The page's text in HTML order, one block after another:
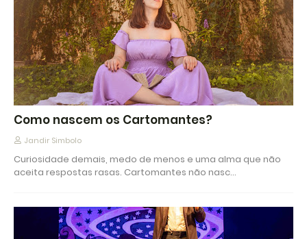
Como nascem os Cartomantes?
Jandir Simbolo
Curiosidade demais, medo de menos e uma alma que não
aceita respostas rasas. Cartomantes não nasc…